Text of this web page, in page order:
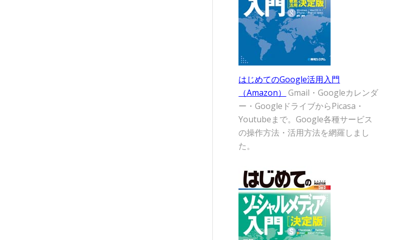
はじめてのGoogle活用入門
（Amazon）
Gmail・Googleカレンダ
ー・GoogleドライブからPicasa・
Youtubeまで。Google各種サービス
の操作方法・活用方法を網羅しまし
た。